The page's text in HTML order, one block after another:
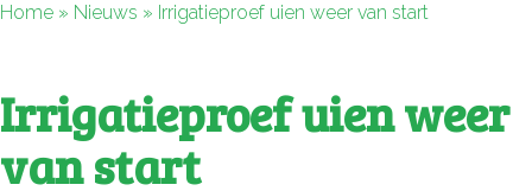
Home » Nieuws » Irrigatieproef uien weer van start
Irrigatieproef uien weer
van start